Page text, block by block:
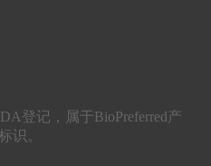
登记，属于BioPreferred产
识。